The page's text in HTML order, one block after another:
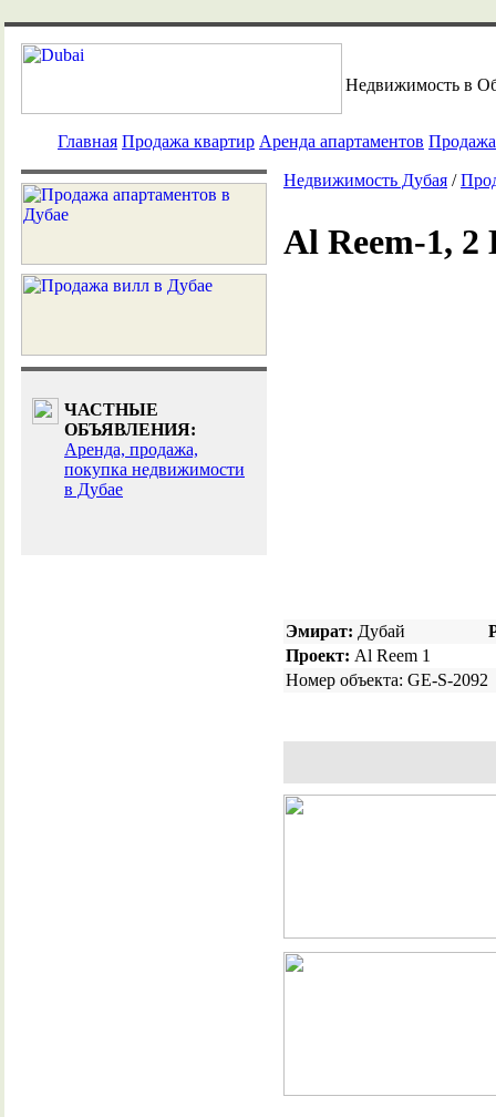
Недвижимость в
Главная Продажа квартир Аренда апартаментов
ЧАСТНЫЕ
ОБЪЯВЛЕНИЯ:
Аренда, продажа,
покупка недвижимости
в Дубае
Недвижимость Дубая /
Al Reem-1, 2
Эмират: Дубай
Проект: Al Reem 1
Номер объекта: GE-S-2092